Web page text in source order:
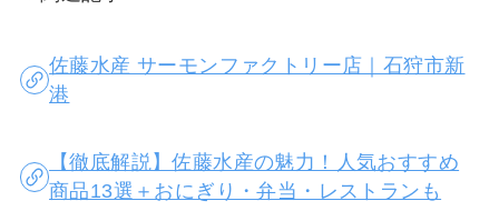
佐藤水産 サーモンファクトリー店｜石狩市新
港
【徹底解説】佐藤水産の魅力！人気おすすめ
商品13選＋おにぎり・弁当・レストランも